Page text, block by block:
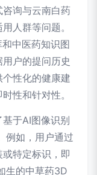
询与云南白药
人群等问题。
中医药知识图
户的提问历史
性化的健康建
性和针对性。
于AI图像识别
例如，用户通过
特定标识，即
生的中草药3D